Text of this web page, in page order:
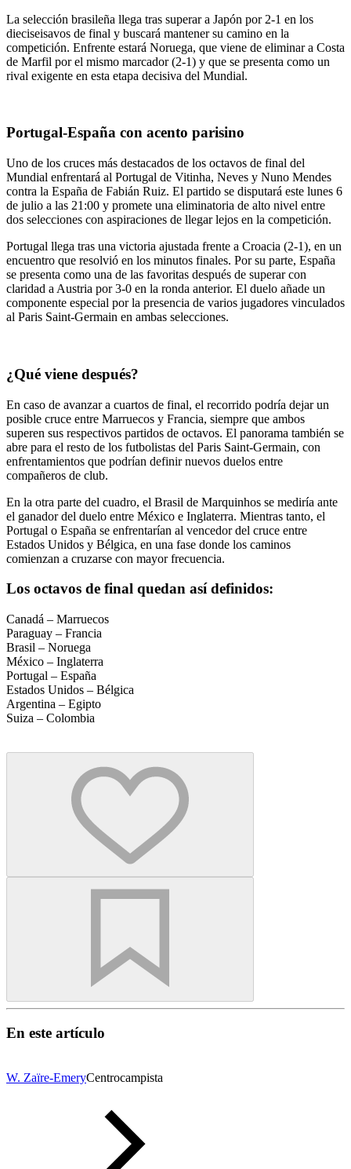
La selección brasileña llega tras superar a Japón por 2-1 en los
dieciseisavos de final y buscará mantener su camino en la
competición. Enfrente estará Noruega, que viene de eliminar a Costa
de Marfil por el mismo marcador (2-1) y que se presenta como un
rival exigente en esta etapa decisiva del Mundial.
Portugal-España con acento parisino
Uno de los cruces más destacados de los octavos de final del
Mundial enfrentará al Portugal de Vitinha, Neves y Nuno Mendes
contra la España de Fabián Ruiz. El partido se disputará este lunes 6
de julio a las 21:00 y promete una eliminatoria de alto nivel entre
dos selecciones con aspiraciones de llegar lejos en la competición.
Portugal llega tras una victoria ajustada frente a Croacia (2-1), en un
encuentro que resolvió en los minutos finales. Por su parte, España
se presenta como una de las favoritas después de superar con
claridad a Austria por 3-0 en la ronda anterior. El duelo añade un
componente especial por la presencia de varios jugadores vinculados
al Paris Saint-Germain en ambas selecciones.
¿Qué viene después?
En caso de avanzar a cuartos de final, el recorrido podría dejar un
posible cruce entre Marruecos y Francia, siempre que ambos
superen sus respectivos partidos de octavos. El panorama también se
abre para el resto de los futbolistas del Paris Saint-Germain, con
enfrentamientos que podrían definir nuevos duelos entre
compañeros de club.
En la otra parte del cuadro, el Brasil de Marquinhos se mediría ante
el ganador del duelo entre México e Inglaterra. Mientras tanto, el
Portugal o España se enfrentarían al vencedor del cruce entre
Estados Unidos y Bélgica, en una fase donde los caminos
comienzan a cruzarse con mayor frecuencia.
Los octavos de final quedan así definidos:
Canadá – Marruecos
Paraguay – Francia
Brasil – Noruega
México – Inglaterra
Portugal – España
Estados Unidos – Bélgica
Argentina – Egipto
Suiza – Colombia
En este artículo
W. Zaïre-EmeryCentrocampista